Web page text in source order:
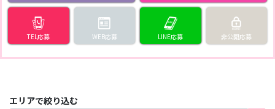
TEL応募 LINE応募
WEB応募 非公開応募
エリアで絞り込む